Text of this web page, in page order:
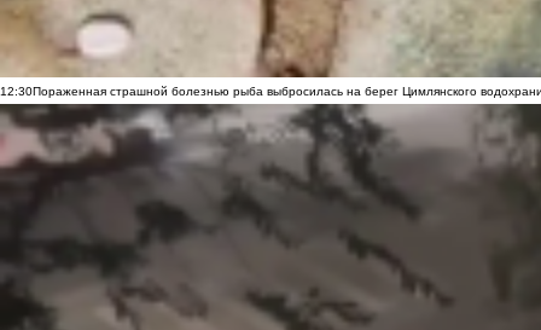
12:30Пораженная страшной болезнью рыба выбросилась на берег Цимлянского